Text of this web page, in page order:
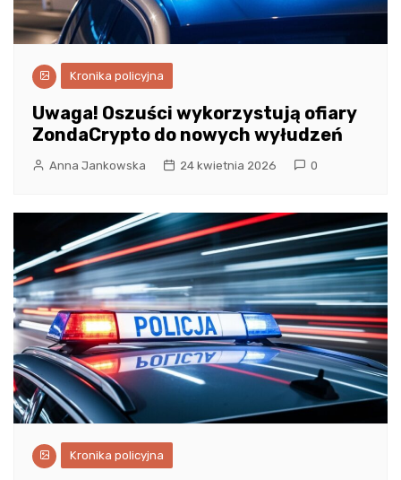
Kronika policyjna
Uwaga! Oszuści wykorzystują ofiary
ZondaCrypto do nowych wyłudzeń
Anna Jankowska 24 kwietnia 2026 0
Kronika policyjna